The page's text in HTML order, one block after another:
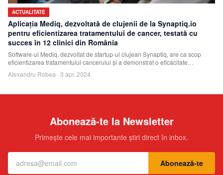
ACTUALITATE
Aplicația Mediq, dezvoltată de clujenii de la Synaptiq.io
pentru eficientizarea tratamentului de cancer, testată cu
succes în 12 clinici din România
Software-ul Mediq, dezvoltat de startup-ul clujean Synaptiq, are ca scop
eficientizarea tratamentului cancerului și a demonstrat o eficacitate
Alexandru Robea · 3 apr. 2024
Abonează-te la Newsletter
Primește cele mai importante știri direct în inbox.
Abonează-te